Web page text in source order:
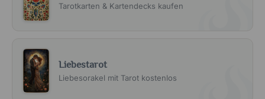
Tarotkarten & Kartendecks kaufen
Liebestarot
Liebesorakel mit Tarot kostenlos